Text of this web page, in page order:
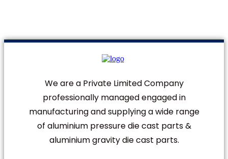
We are a Private Limited Company
professionally managed engaged in
manufacturing and supplying a wide range
of aluminium pressure die cast parts &
aluminium gravity die cast parts.